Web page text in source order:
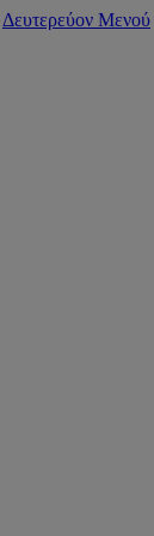
Δευτερεύον Μενού